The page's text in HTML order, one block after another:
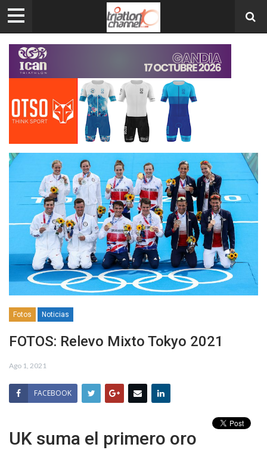
Fotos Noticias
FOTOS: Relevo Mixto Tokyo 2021
Ago 1, 2021
FACEBOOK
UK suma el primero oro